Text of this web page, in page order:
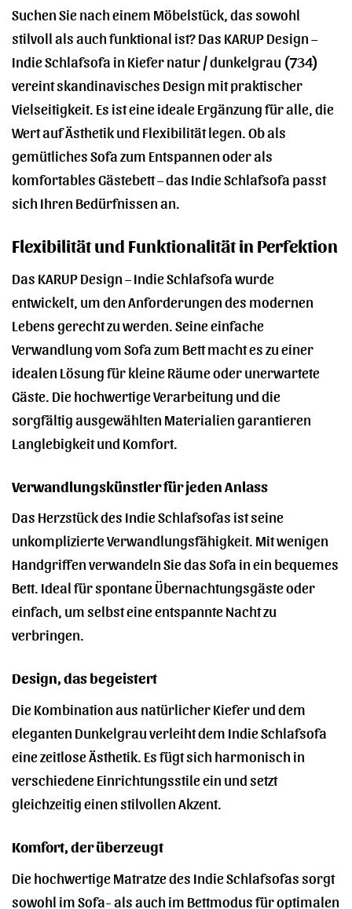
Suchen Sie nach einem Möbelstück, das sowohl
stilvoll als auch funktional ist? Das KARUP Design –
Indie Schlafsofa in Kiefer natur / dunkelgrau (734)
vereint skandinavisches Design mit praktischer
Vielseitigkeit. Es ist eine ideale Ergänzung für alle, die
Wert auf Ästhetik und Flexibilität legen. Ob als
gemütliches Sofa zum Entspannen oder als
komfortables Gästebett – das Indie Schlafsofa passt
sich Ihren Bedürfnissen an.
Flexibilität und Funktionalität in Perfektion
Das KARUP Design – Indie Schlafsofa wurde
entwickelt, um den Anforderungen des modernen
Lebens gerecht zu werden. Seine einfache
Verwandlung vom Sofa zum Bett macht es zu einer
idealen Lösung für kleine Räume oder unerwartete
Gäste. Die hochwertige Verarbeitung und die
sorgfältig ausgewählten Materialien garantieren
Langlebigkeit und Komfort.
Verwandlungskünstler für jeden Anlass
Das Herzstück des Indie Schlafsofas ist seine
unkomplizierte Verwandlungsfähigkeit. Mit wenigen
Handgriffen verwandeln Sie das Sofa in ein bequemes
Bett. Ideal für spontane Übernachtungsgäste oder
einfach, um selbst eine entspannte Nacht zu
verbringen.
Design, das begeistert
Die Kombination aus natürlicher Kiefer und dem
eleganten Dunkelgrau verleiht dem Indie Schlafsofa
eine zeitlose Ästhetik. Es fügt sich harmonisch in
verschiedene Einrichtungsstile ein und setzt
gleichzeitig einen stilvollen Akzent.
Komfort, der überzeugt
Die hochwertige Matratze des Indie Schlafsofas sorgt
sowohl im Sofa- als auch im Bettmodus für optimalen